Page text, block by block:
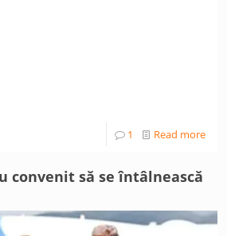
1 Read more
convenit să se întâlnească